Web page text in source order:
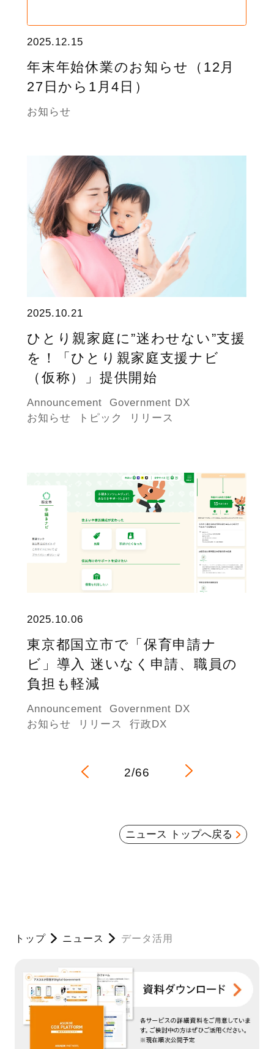
2025.12.15
年末年始休業のお知らせ（12月
27日から1月4日）
お知らせ
2025.10.21
ひとり親家庭に”迷わせない”支援
を！「ひとり親家庭支援ナビ
（仮称）」提供開始
Announcement
Government DX
お知らせ
トピック リリース
2025.10.06
東京都国立市で「保育申請ナ
ビ」導入 迷いなく申請、職員の
負担も軽減
Announcement
Government DX
お知らせ
リリース 行政DX
2/66
ニュース トップへ戻る
トップ ニュース データ活用